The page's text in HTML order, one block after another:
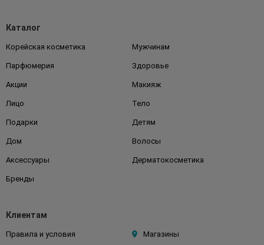
Каталог
Корейская косметика Мужчинам
Парфюмерия Здоровье
Акции Макияж
Лицо Тело
Подарки Детям
Дом Волосы
Аксессуары Дерматокосметика
Бренды
Клиентам
Правила и условия Магазины